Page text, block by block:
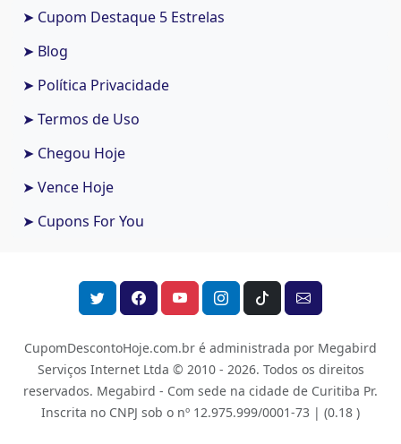
➤ Cupom Destaque 5 Estrelas
➤ Blog
➤ Política Privacidade
➤ Termos de Uso
➤ Chegou Hoje
➤ Vence Hoje
➤ Cupons For You
CupomDescontoHoje.com.br é administrada por Megabird
Serviços Internet Ltda © 2010 - 2026. Todos os direitos
reservados. Megabird - Com sede na cidade de Curitiba Pr.
Inscrita no CNPJ sob o nº 12.975.999/0001-73 | (0.18 )